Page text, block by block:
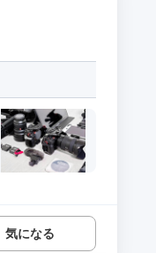
気になる